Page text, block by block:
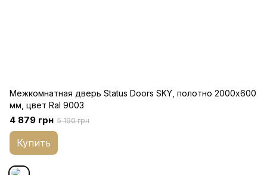
Межкомнатная дверь Status Doors SKY, полотно 2000х600
мм, цвет Ral 9003
4 879 грн 5 190 грн
Купить